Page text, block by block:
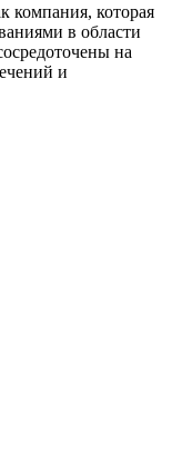
компания, которая
в области
на
и